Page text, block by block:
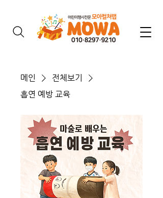
메인
전체보기
흡연 예방 교육